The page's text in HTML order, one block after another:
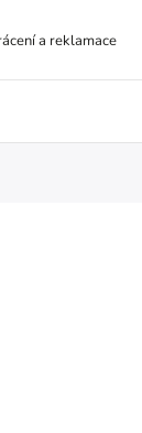
a reklamace